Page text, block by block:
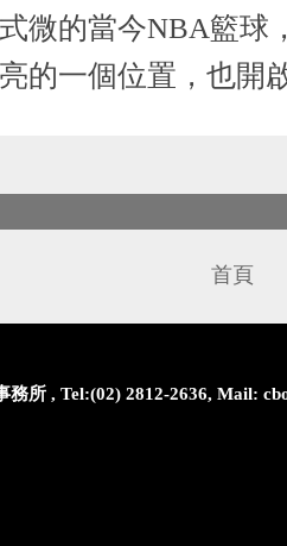
微的當今NBA籃球
的一個位置，也開
首頁
務所 , Tel:(02) 2812-2636, Mail: